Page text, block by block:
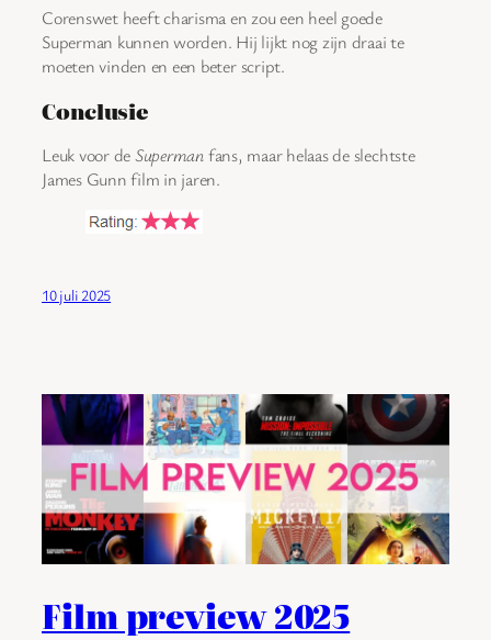
Corenswet heeft charisma en zou een heel goede
Superman kunnen worden. Hij lijkt nog zijn draai te
moeten vinden en een beter script.
Conclusie
Leuk voor deSupermanfans, maar helaas de slechtste
James Gunn film in jaren.
10 juli 2025
Film preview 2025